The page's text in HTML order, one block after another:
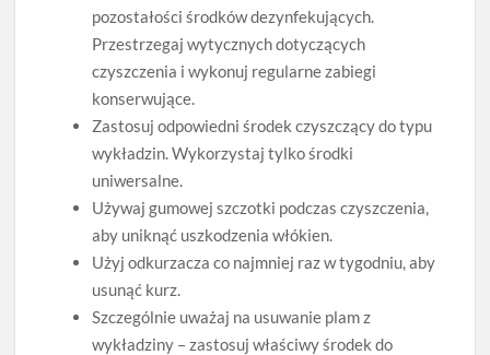
pozostałości środków dezynfekujących.
Przestrzegaj wytycznych dotyczących
czyszczenia i wykonuj regularne zabiegi
konserwujące.
Zastosuj odpowiedni środek czyszczący do typu
wykładzin. Wykorzystaj tylko środki
uniwersalne.
Używaj gumowej szczotki podczas czyszczenia,
aby uniknąć uszkodzenia włókien.
Użyj odkurzacza co najmniej raz w tygodniu, aby
usunąć kurz.
Szczególnie uważaj na usuwanie plam z
wykładziny – zastosuj właściwy środek do